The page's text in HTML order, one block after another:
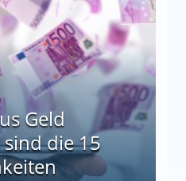
Geld
die 15